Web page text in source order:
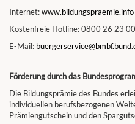
Internet:www.bildungspraemie.info
Kostenfreie Hotline: 0800 26 23
E-Mail:
Förderung durch das
Die Bildungsprämie des Bundes
individuellen berufsbezogenen
Prämiengutschein und den